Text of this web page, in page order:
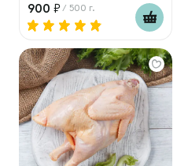
900 / 500 г.